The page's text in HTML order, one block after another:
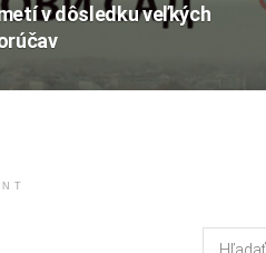
v dôsledku veľkých